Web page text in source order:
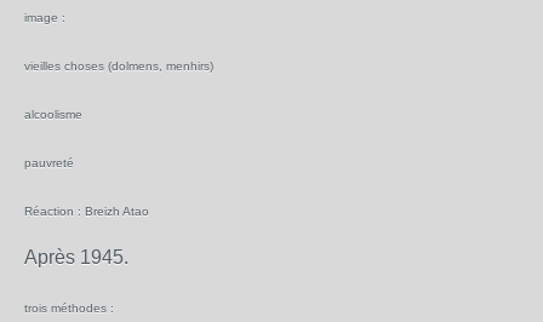
image :
vieilles choses (dolmens, menhirs)
alcoolisme
pauvreté
Réaction : Breizh Atao
Après 1945.
trois méthodes :